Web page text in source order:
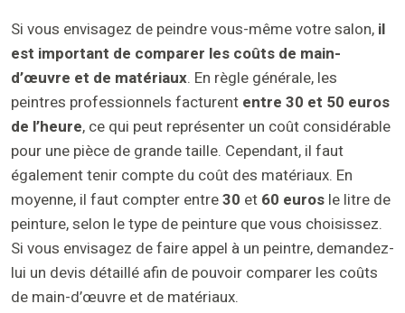
Si vous envisagez de peindre vous-même votre salon, il
est important de comparer les coûts de main-
d’œuvre et de matériaux. En règle générale, les
peintres professionnels facturent entre 30 et 50 euros
de l’heure, ce qui peut représenter un coût considérable
pour une pièce de grande taille. Cependant, il faut
également tenir compte du coût des matériaux. En
moyenne, il faut compter entre30 et 60 euros le litre de
peinture, selon le type de peinture que vous choisissez.
Si vous envisagez de faire appel à un peintre, demandez-
lui un devis détaillé afin de pouvoir comparer les coûts
de main-d’œuvre et de matériaux.